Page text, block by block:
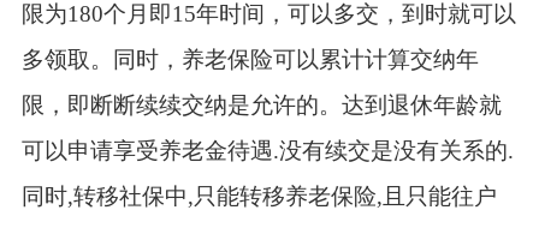
限为180个月即15年时间，可以多交，到时就可以
多领取。同时，养老保险可以累计计算交纳年
限，即断断续续交纳是允许的。达到退休年龄就
可以申请享受养老金待遇.没有续交是没有关系的.
同时,转移社保中,只能转移养老保险,且只能往户